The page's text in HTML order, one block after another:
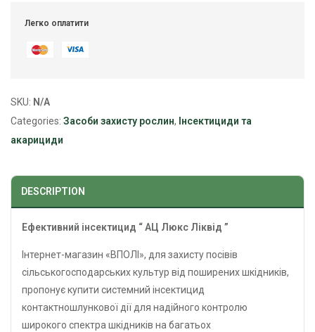
Легко оплатити
SKU: N/A
Categories: Засоби захисту рослин, Інсектициди та
акарициди
DESCRIPTION
Ефективний інсектицид “АЦ Люкс Ліквід ”
Інтернет-магазин «ВПОЛІ», для захисту посівів
сільськогосподарських культур від поширених шкідників,
пропонує купити системний інсектицид
контактношлункової дії для надійного контролю
широкого спектра шкідників на багатьох